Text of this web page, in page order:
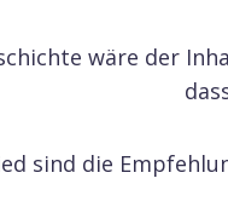
wäre der
sind die